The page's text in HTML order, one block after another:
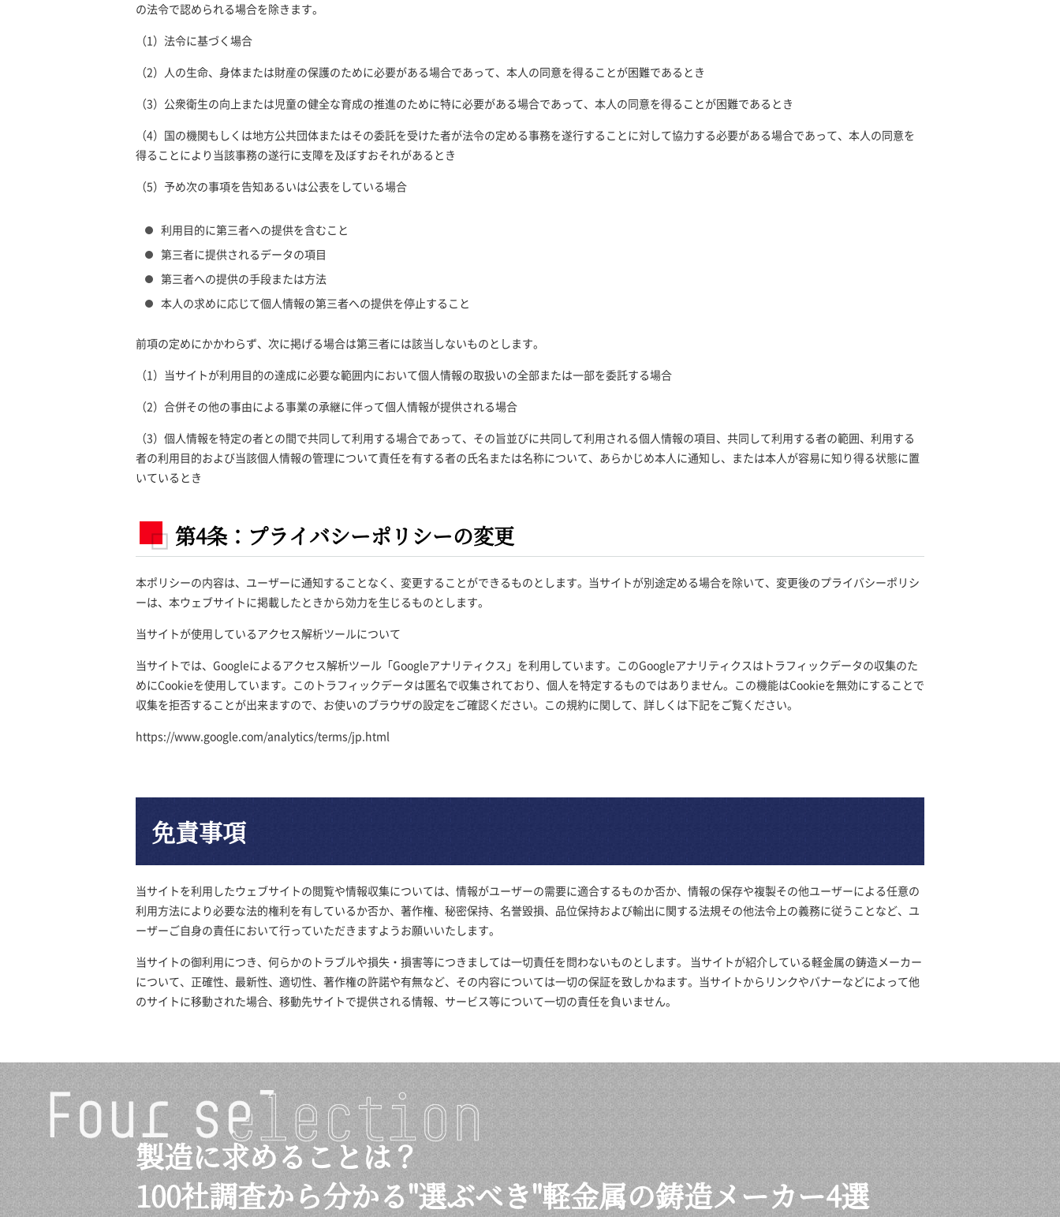
の法令で認められる場合を除きます。
（1）法令に基づく場合
（2）人の生命、身体または財産の保護のために必要がある場合であって、本人の同意を得ることが困難であるとき
（3）公衆衛生の向上または児童の健全な育成の推進のために特に必要がある場合であって、本人の同意を得ることが困難であるとき
（4）国の機関もしくは地方公共団体またはその委託を受けた者が法令の定める事務を遂行することに対して協力する必要がある場合であって、本人の同意を
得ることにより当該事務の遂行に支障を及ぼすおそれがあるとき
（5）予め次の事項を告知あるいは公表をしている場合
利用目的に第三者への提供を含むこと
第三者に提供されるデータの項目
第三者への提供の手段または方法
本人の求めに応じて個人情報の第三者への提供を停止すること
前項の定めにかかわらず、次に掲げる場合は第三者には該当しないものとします。
（1）当サイトが利用目的の達成に必要な範囲内において個人情報の取扱いの全部または一部を委託する場合
（2）合併その他の事由による事業の承継に伴って個人情報が提供される場合
（3）個人情報を特定の者との間で共同して利用する場合であって、その旨並びに共同して利用される個人情報の項目、共同して利用する者の範囲、利用する
者の利用目的および当該個人情報の管理について責任を有する者の氏名または名称について、あらかじめ本人に通知し、または本人が容易に知り得る状態に置
いているとき
第4条：プライバシーポリシーの変更
本ポリシーの内容は、ユーザーに通知することなく、変更することができるものとします。当サイトが別途定める場合を除いて、変更後のプライバシーポリシ
ーは、本ウェブサイトに掲載したときから効力を生じるものとします。
当サイトが使用しているアクセス解析ツールについて
当サイトでは、Googleによるアクセス解析ツール「Googleアナリティクス」を利用しています。このGoogleアナリティクスはトラフィックデータの収集のた
めにCookieを使用しています。このトラフィックデータは匿名で収集されており、個人を特定するものではありません。この機能はCookieを無効にすることで
収集を拒否することが出来ますので、お使いのブラウザの設定をご確認ください。この規約に関して、詳しくは下記をご覧ください。
https://www.google.com/analytics/terms/jp.html
免責事項
当サイトを利用したウェブサイトの閲覧や情報収集については、情報がユーザーの需要に適合するものか否か、情報の保存や複製その他ユーザーによる任意の
利用方法により必要な法的権利を有しているか否か、著作権、秘密保持、名誉毀損、品位保持および輸出に関する法規その他法令上の義務に従うことなど、ユ
ーザーご自身の責任において行っていただきますようお願いいたします。
当サイトの御利用につき、何らかのトラブルや損失・損害等につきましては一切責任を問わないものとします。 当サイトが紹介している軽金属の鋳造メーカー
について、正確性、最新性、適切性、著作権の許諾や有無など、その内容については一切の保証を致しかねます。当サイトからリンクやバナーなどによって他
のサイトに移動された場合、移動先サイトで提供される情報、サービス等について一切の責任を負いません。
製造に求めることは？
100社調査から分かる"選ぶべき"軽金属の鋳造メーカー4選